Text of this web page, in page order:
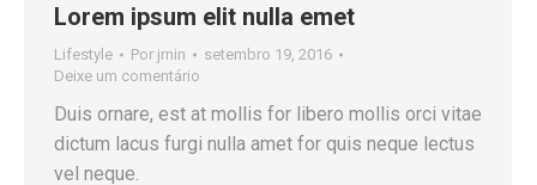
Lorem ipsum elit nulla emet
Lifestyle Por jrnin
setembro 19, 2016
Deixe um comentário
Duis ornare, est at mollis for libero mollis orci vitae
dictum lacus furgi nulla amet for quis neque lectus
vel neque.